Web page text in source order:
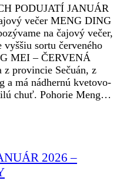
PODUJATÍ JANUÁR
večer MENG DING
na čajový večer,
sortu červeného
MEI – ČERVENÁ
provincie Sečuán, z
a má nádhernú kvetovo-
chuť. Pohorie Meng…
2026 –